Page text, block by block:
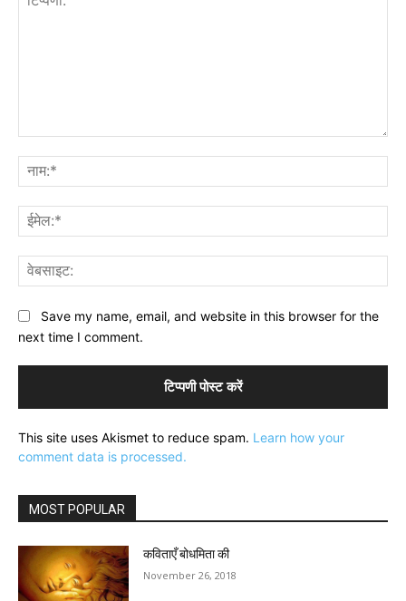
Save my name, email, and website in this browser for the
next time I comment.
This site uses Akismet to reduce spam. Learn how your
comment data is processed.
MOST POPULAR
कविताएँ बोधमिता की
November 26, 2018